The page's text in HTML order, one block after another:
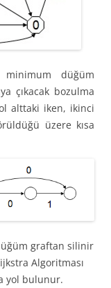
düğüm
çıkacak bozulma
alttaki iken, ikinci
üzere kısa
graftan silinir
Algoritması
yol bulunur.